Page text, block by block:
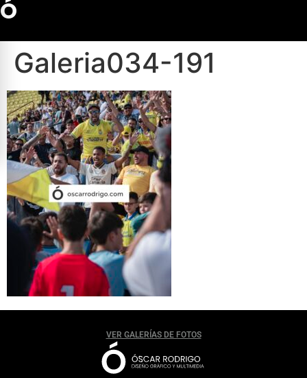
Ó
Galeria034-191
VER GALERÍAS DE FOTOS